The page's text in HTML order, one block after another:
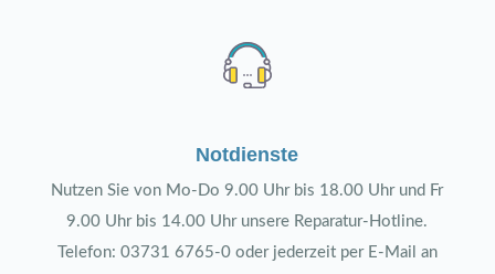
Notdienste
Nutzen Sie von Mo-Do 9.00 Uhr bis 18.00 Uhr und Fr
9.00 Uhr bis 14.00 Uhr unsere Reparatur-Hotline.
Telefon: 03731 6765-0 oder jederzeit per E-Mail an